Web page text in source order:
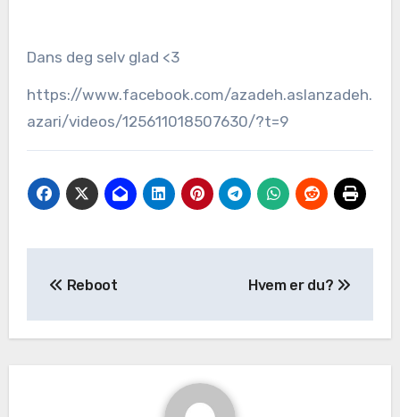
Dans deg selv glad <3
https://www.facebook.com/azadeh.aslanzadeh.
azari/videos/125611018507630/?t=9
Reboot Hvem er du?